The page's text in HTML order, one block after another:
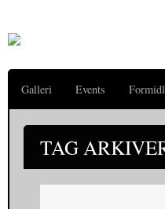
Galleri Events
TAG